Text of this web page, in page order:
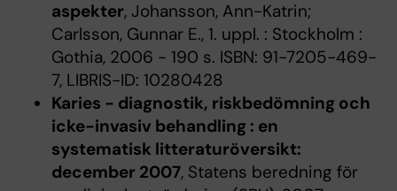
aspekter, Johansson, Ann-Katrin;
Carlsson, Gunnar E., 1. uppl. : Stockholm :
Gothia, 2006 - 190 s. ISBN: 91-7205-469-
7, LIBRIS-ID: 10280428
Karies - diagnostik, riskbedömning och
icke-invasiv behandling : en
systematisk litteraturöversikt:
december 2007, Statens beredning för